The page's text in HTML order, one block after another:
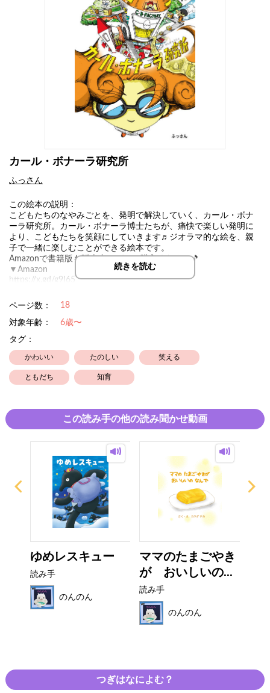
カール・ボナーラ研究所
ふっさん
この絵本の説明：
こどもたちのなやみごとを、発明で解決していく、カール・ボナ
ーラ研究所。カール・ボナーラ博士たちが、痛快で楽しい発明に
より、こどもたちを笑顔にしていきます♬ジオラマ的な絵を、親
子で一緒に楽しむことができる絵本です。
Amazonで書籍版も販売中！ぜひご購入ください🎵
▼Amazon
https://x.gd/g9I65
続きを読む
ページ数： 18
対象年齢：
6歳〜
タグ：
かわいい たのしい 笑える
ともだち 知育
この読み手の他の読み聞かせ動画
ゆめレスキュー
読み手
のんのん
ママのたまごやき
が おいしいの...
読み手
のんのん
つぎはなによむ？